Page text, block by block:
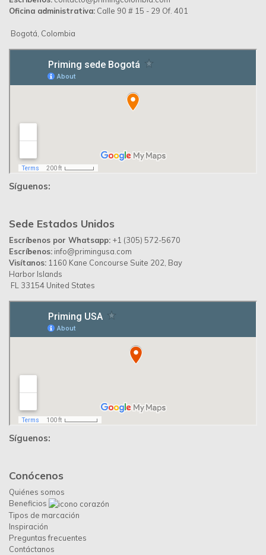
Oficina administrativa: Calle 90 # 15 - 29 Of. 401
Bogotá, Colombia
Síguenos:
Sede Estados Unidos
Escríbenos por Whatsapp: +1 (305) 572-5670
Escríbenos: info@primingusa.com
Visítanos: 1160 Kane Concourse Suite 202, Bay
Harbor Islands
FL 33154 United States
Síguenos:
Conócenos
Quiénes somos
Beneficios
Tipos de marcación
Inspiración
Preguntas frecuentes
Contáctanos